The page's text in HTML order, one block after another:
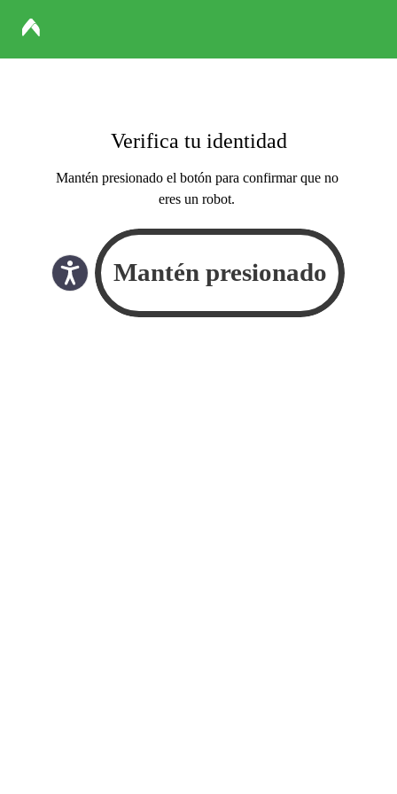
Verifica tu identidad
Mantén presionado el botón para confirmar que no
eres un robot.